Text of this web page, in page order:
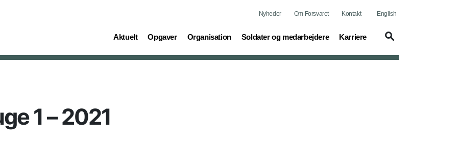
Nyheder Om Forsvaret Kontakt English
Aktuelt
(current) Opgaver
(current) Organisation
(current) Soldater og medarbejdere
(current) Karriere
(current)
1 – 2021